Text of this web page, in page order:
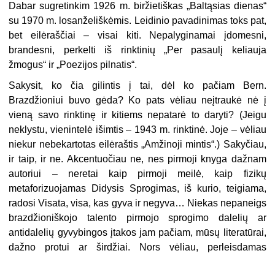
Dabar sugretinkim 1926 m. biržietiškas „Baltąsias dienas“
su 1970 m. losanželiškėmis. Leidinio pavadinimas toks pat,
bet eilėraščiai – visai kiti. Nepalyginamai įdomesni,
brandesni, perkelti iš rinktinių „Per pasaulį keliauja
žmogus“ ir „Poezijos pilnatis“.
Sakysit, ko čia gilintis į tai, dėl ko pačiam Bern.
Brazdžioniui buvo gėda? Ko pats vėliau neįtraukė nė į
vieną savo rinktinę ir kitiems nepatarė to daryti? (Jeigu
neklystu, vienintelė išimtis – 1943 m. rinktinė. Joje – vėliau
niekur nebekartotas eilėraštis „Amžinoji mintis“.) Sakyčiau,
ir taip, ir ne. Akcentuočiau ne, nes pirmoji knyga dažnam
autoriui – neretai kaip pirmoji meilė, kaip fizikų
metaforizuojamas Didysis Sprogimas, iš kurio, teigiama,
radosi Visata, visa, kas gyva ir negyva… Niekas nepaneigs
brazdžioniškojo talento pirmojo sprogimo dalelių ar
antidalelių gyvybingos įtakos jam pačiam, mūsų literatūrai,
dažno protui ar širdžiai. Nors vėliau, perleisdamas